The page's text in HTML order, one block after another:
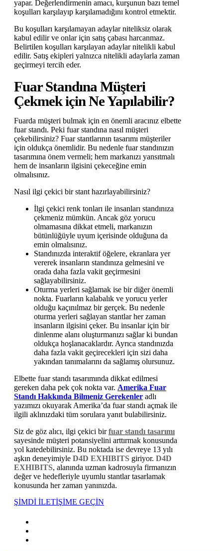
yapar. Değerlendirmenin amacı, kurşunun bazı temel
koşulları karşılayıp karşılamadığını kontrol etmektir.
Bu koşulları karşılamayan adaylar niteliksiz olarak
kabul edilir ve onlar için satış çabası harcanmaz.
Belirtilen koşulları karşılayan adaylar nitelikli kabul
edilir. Satış ekipleri yalnızca nitelikli adaylarla zaman
geçirmeyi tercih eder.
Fuar Standına Müşteri
Çekmek için Ne Yapılabilir?
Fuarda müşteri bulmak için en önemli aracınız elbette
fuar standı. Peki fuar standına nasıl müşteri
çekebilirsiniz? Fuar stantlarının tasarımı müşteriler
için oldukça önemlidir. Bu nedenle fuar standınızın
tasarımına önem vermeli; hem markanızı yansıtmalı
hem de insanların ilgisini çekeceğine emin
olmalısınız.
Nasıl ilgi çekici bir stant hazırlayabilirsiniz?
İlgi çekici renk tonları ile insanları standınıza
çekmeniz mümkün. Ancak göz yorucu
olmamasına dikkat etmeli, markanızın
bütünlüğüyle uyum içerisinde olduğuna da
emin olmalısınız.
Standınızda interaktif öğelere, ekranlara yer
vererek insanların standınıza gelmesini ve
orada daha fazla vakit geçirmesini
sağlayabilirsiniz.
Oturma yerleri sağlamak ise bir diğer önemli
nokta. Fuarların kalabalık ve yorucu yerler
olduğu kaçınılmaz bir gerçek. Bu nedenle
oturma yerleri sağlayan stantlar her zaman
insanların ilgisini çeker. Bu insanlar için bir
dinlenme alanı oluşturmanızı sağlar ki bundan
oldukça hoşlanacaklardır. Ayrıca standınızda
daha fazla vakit geçirecekleri için sizi daha
yakından tanımalarını da sağlamış olursunuz.
Elbette fuar standı tasarımında dikkat edilmesi
gereken daha pek çok nokta var. Amerika Fuar
Standı Hakkında Bilmeniz Gerekenler adlı
yazımızı okuyarak Amerika’da fuar standı açmak ile
ilgili aklınızdaki tüm sorulara yanıt bulabilirsiniz.
Siz de göz alıcı, ilgi çekici birfuar standı tasarımı
sayesinde müşteri potansiyelini arttırmak konusunda
yol katedebilirsiniz. Bu noktada ise devreye 13 yılı
aşkın deneyimiyle D4D EXHIBITS giriyor. D4D
EXHIBITS, alanında uzman kadrosuyla firmanızın
değer ve hedefleriyle uyumlu stantlar tasarlamak
konusunda her zaman yanınızda.
ŞİMDİ İLETİŞİME GEÇİN